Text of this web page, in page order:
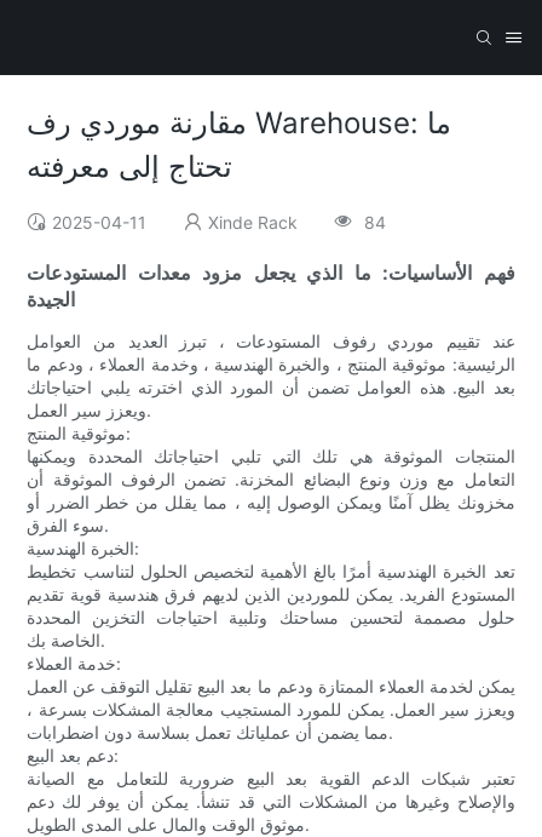
مقارنة موردي رف Warehouse: ما
تحتاج إلى معرفته
2025-04-11 Xinde Rack 84
فهم الأساسيات: ما الذي يجعل مزود معدات المستودعات
الجيدة
عند تقييم موردي رفوف المستودعات ، تبرز العديد من العوامل
الرئيسية: موثوقية المنتج ، والخبرة الهندسية ، وخدمة العملاء ، ودعم ما
بعد البيع. هذه العوامل تضمن أن المورد الذي اخترته يلبي احتياجاتك
ويعزز سير العمل.
موثوقية المنتج:
المنتجات الموثوقة هي تلك التي تلبي احتياجاتك المحددة ويمكنها
التعامل مع وزن ونوع البضائع المخزنة. تضمن الرفوف الموثوقة أن
مخزونك يظل آمنًا ويمكن الوصول إليه ، مما يقلل من خطر الضرر أو
سوء الفرق.
الخبرة الهندسية:
تعد الخبرة الهندسية أمرًا بالغ الأهمية لتخصيص الحلول لتناسب تخطيط
المستودع الفريد. يمكن للموردين الذين لديهم فرق هندسية قوية تقديم
حلول مصممة لتحسين مساحتك وتلبية احتياجات التخزين المحددة
الخاصة بك.
خدمة العملاء:
يمكن لخدمة العملاء الممتازة ودعم ما بعد البيع تقليل التوقف عن العمل
ويعزز سير العمل. يمكن للمورد المستجيب معالجة المشكلات بسرعة ،
مما يضمن أن عملياتك تعمل بسلاسة دون اضطرابات.
دعم بعد البيع:
تعتبر شبكات الدعم القوية بعد البيع ضرورية للتعامل مع الصيانة
والإصلاح وغيرها من المشكلات التي قد تنشأ. يمكن أن يوفر لك دعم
موثوق الوقت والمال على المدى الطويل.